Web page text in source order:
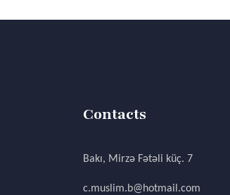
Contacts
Bakı, Mirzə Fətəli küç. 7
c.muslim.b@hotmail.com